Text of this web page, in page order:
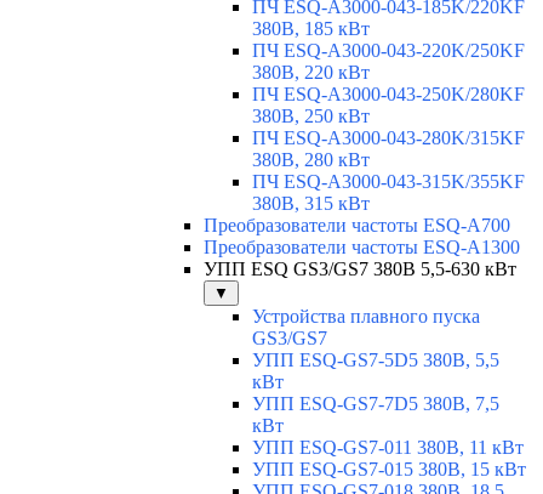
ПЧ ESQ-A3000-043-185K/220KF
380В, 185 кВт
ПЧ ESQ-A3000-043-220K/250KF
380В, 220 кВт
ПЧ ESQ-A3000-043-250K/280KF
380В, 250 кВт
ПЧ ESQ-A3000-043-280K/315KF
380В, 280 кВт
ПЧ ESQ-A3000-043-315K/355KF
380В, 315 кВт
Преобразователи частоты ESQ-A700
Преобразователи частоты ESQ-A1300
УПП ESQ GS3/GS7 380В 5,5-630 кВт
▼
Устройства плавного пуска
GS3/GS7
УПП ESQ-GS7-5D5 380В, 5,5
кВт
УПП ESQ-GS7-7D5 380В, 7,5
кВт
УПП ESQ-GS7-011 380В, 11 кВт
УПП ESQ-GS7-015 380В, 15 кВт